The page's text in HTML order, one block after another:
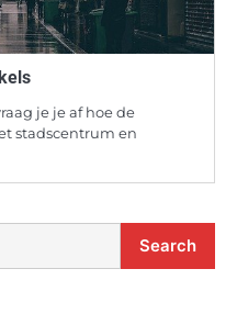
je je af hoe de
stadscentrum en
Search